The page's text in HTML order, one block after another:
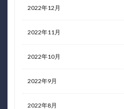
2022年12月
2022年11月
2022年10月
2022年9月
2022年8月